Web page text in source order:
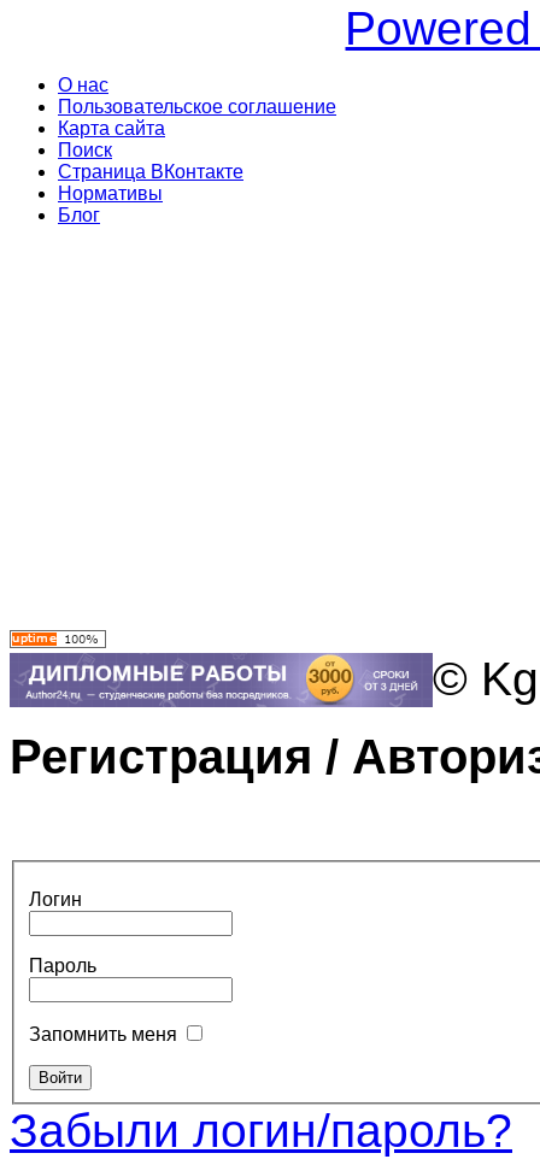
О нас
Пользовательское соглашение
Карта сайта
Поиск
Страница ВКонтакте
Нормативы
Блог
©
Регистрация /
Логин
Пароль
Запомнить меня
Забыли логин/пароль?